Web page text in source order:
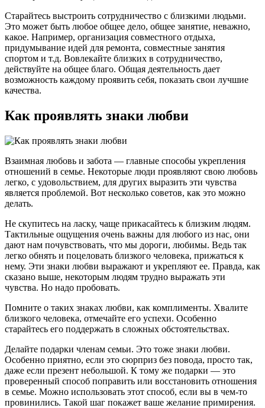
Старайтесь выстроить сотрудничество с близкими людьми.
Это может быть любое общее дело, общее занятие, неважно,
какое. Например, организация совместного отдыха,
придумывание идей для ремонта, совместные занятия
спортом и т.д. Вовлекайте близких в сотрудничество,
действуйте на общее благо. Общая деятельность дает
возможность каждому проявить себя, показать свои лучшие
качества.
Как проявлять знаки любви
Взаимная любовь и забота — главные способы укрепления
отношений в семье. Некоторые люди проявляют свою любовь
легко, с удовольствием, для других выразить эти чувства
является проблемой. Вот несколько советов, как это можно
делать.
Не скупитесь на ласку, чаще прикасайтесь к близким людям.
Тактильные ощущения очень важны для любого из нас, они
дают нам почувствовать, что мы дороги, любимы. Ведь так
легко обнять и поцеловать близкого человека, прижаться к
нему. Эти знаки любви выражают и укрепляют ее. Правда, как
сказано выше, некоторым людям трудно выражать эти
чувства. Но надо пробовать.
Помните о таких знаках любви, как комплименты. Хвалите
близкого человека, отмечайте его успехи. Особенно
старайтесь его поддержать в сложных обстоятельствах.
Делайте подарки членам семьи. Это тоже знаки любви.
Особенно приятно, если это сюрприз без повода, просто так,
даже если презент небольшой. К тому же подарки — это
проверенный способ поправить или восстановить отношения
в семье. Можно использовать этот способ, если вы в чем-то
провинились. Такой шаг покажет ваше желание примирения.